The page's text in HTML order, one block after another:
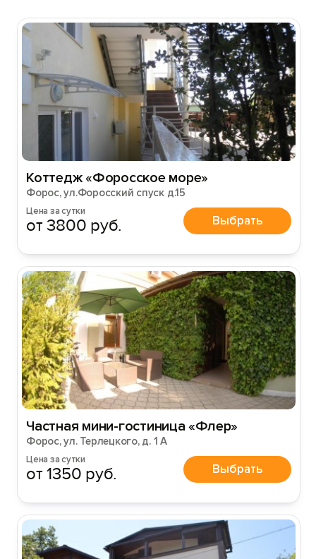
Коттедж «Форосское море»
Форос, ул.Форосский спуск д.15
Цена за сутки
от 3800 руб. Выбрать
Частная мини-гостиница «Флер»
Форос, ул. Терлецкого, д. 1 А
Цена за сутки
от 1350 руб. Выбрать